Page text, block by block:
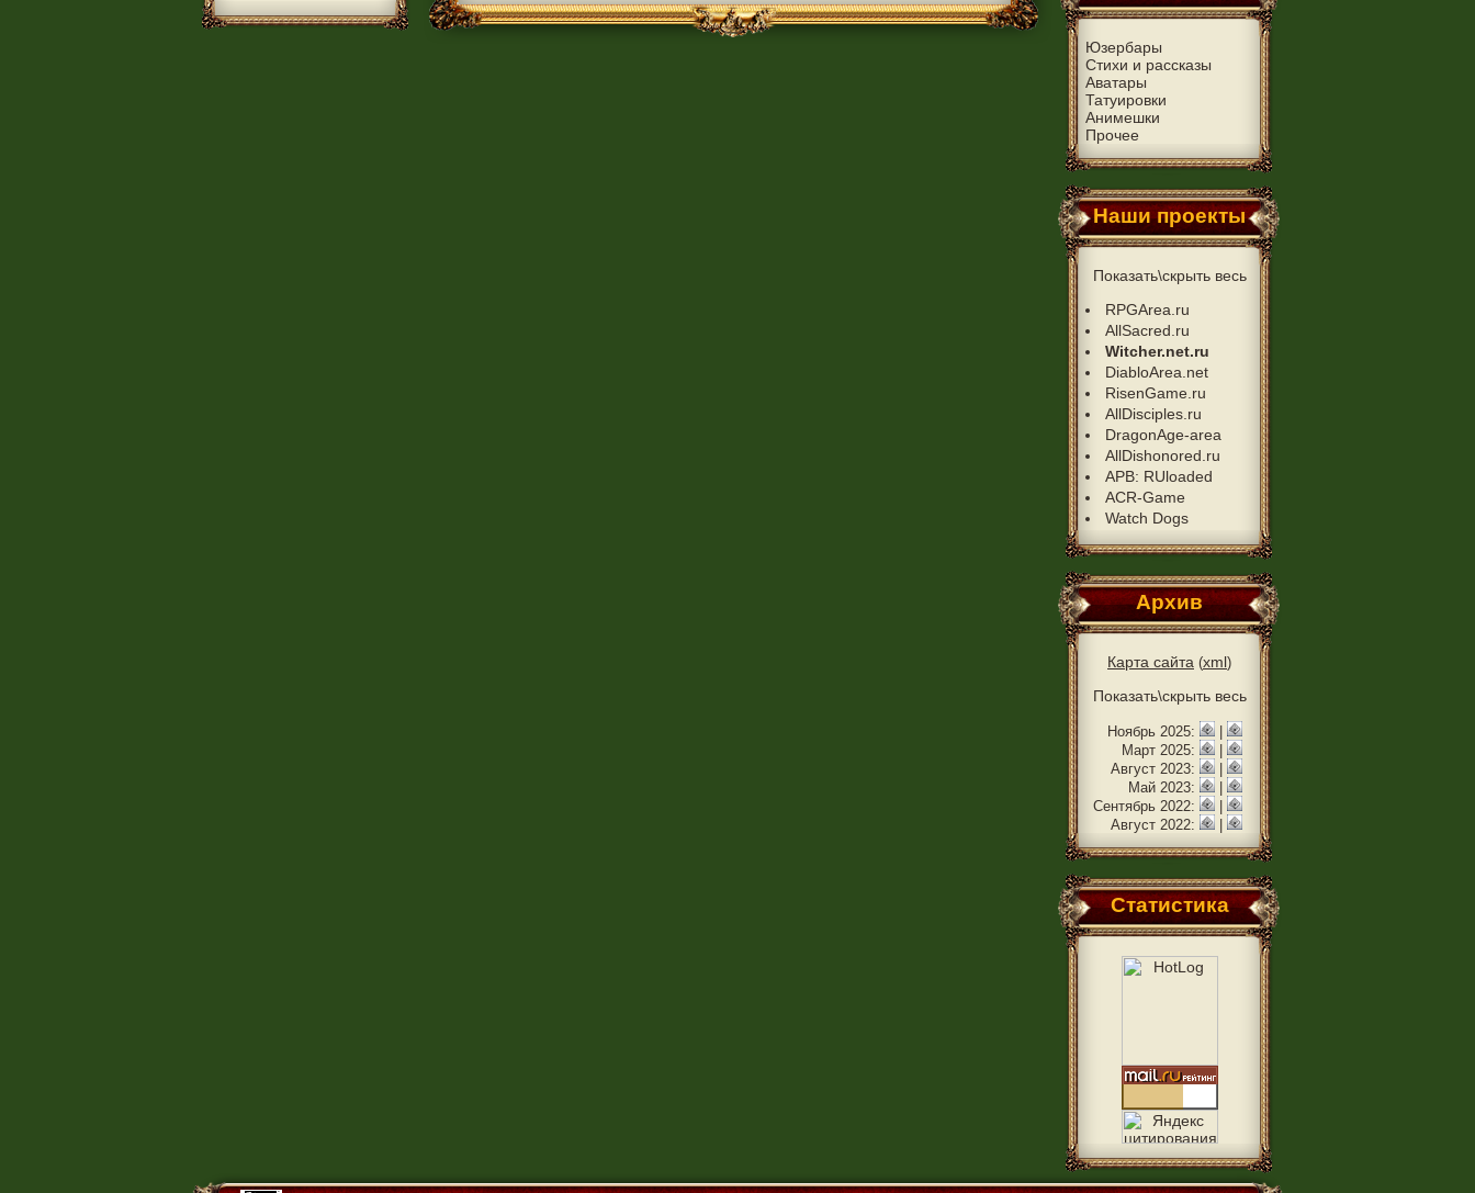
Юзербары
Стихи и рассказы
Аватары
Татуировки
Анимешки
Прочее
Наши проекты
Показать\скрыть весь
RPGArea.ru
AllSacred.ru
Witcher.net.ru
DiabloArea.net
RisenGame.ru
AllDisciples.ru
DragonAge-area
AllDishonored.ru
APB: RUloaded
ACR-Game
Watch Dogs
Архив
Карта сайта (xml)
Показать\скрыть весь
Ноябрь 2025:
Март 2025:
Август 2023:
Май 2023:
Сентябрь 2022:
Август 2022:
Статистика